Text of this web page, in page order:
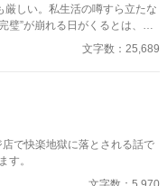
しい。私生活の噂すら立たな
璧”が崩れる日がくるとは、誰
笑みを浮かべる青年。 ある
かな口調を崩した。「……そ
」 疲労で僅かに緩んだ榊の表
スク越しに距離を詰める。
では、もう」 指先が榊のネク
榊の理性は音を立てて崩れ
文字数：25,689
で快楽地獄に落とされる話で
す。